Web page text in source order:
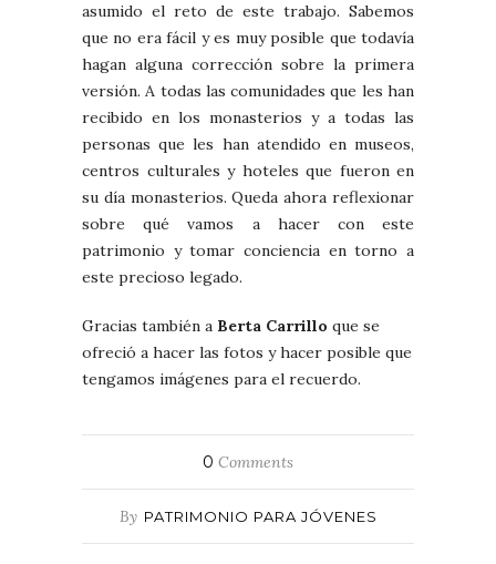
asumido el reto de este trabajo. Sabemos
que no era fácil y es muy posible que todavía
hagan alguna corrección sobre la primera
versión. A todas las comunidades que les han
recibido en los monasterios y a todas las
personas que les han atendido en museos,
centros culturales y hoteles que fueron en
su día monasterios. Queda ahora reflexionar
sobre qué vamos a hacer con este
patrimonio y tomar conciencia en torno a
este precioso legado.
Gracias también a Berta Carrillo que se
ofreció a hacer las fotos y hacer posible que
tengamos imágenes para el recuerdo.
0 Comments
By PATRIMONIO PARA JÓVENES